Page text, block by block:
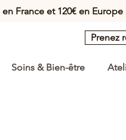
France et 120€ en Europe
Prenez
Soins & Bien-être